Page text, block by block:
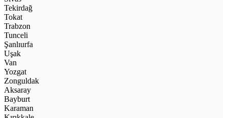
Tekirdağ
Tokat
Trabzon
Tunceli
Şanlıurfa
Uşak
Van
Yozgat
Zonguldak
Aksaray
Bayburt
Karaman